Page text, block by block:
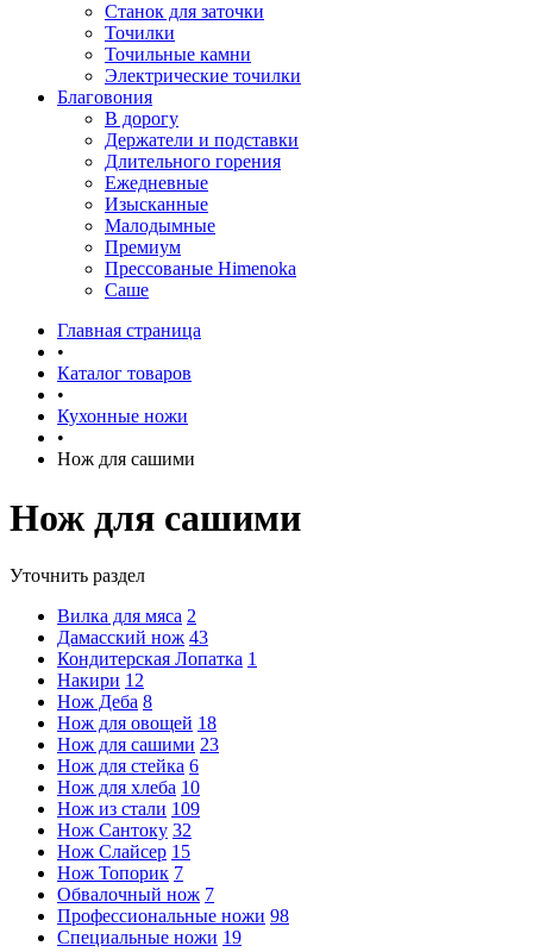
Станок для заточки
Точилки
Точильные камни
Электрические точилки
Благовония
В дорогу
Держатели и подставки
Длительного горения
Ежедневные
Изысканные
Малодымные
Премиум
Прессованые Himenoka
Саше
Главная страница
•
Каталог товаров
•
Кухонные ножи
•
Нож для сашими
Нож для сашими
Уточнить раздел
Вилка для мяса 2
Дамасский нож 43
Кондитерская Лопатка 1
Накири 12
Нож Деба 8
Нож для овощей 18
Нож для сашими 23
Нож для стейка 6
Нож для хлеба 10
Нож из стали 109
Нож Сантоку 32
Нож Слайсер 15
Нож Топорик 7
Обвалочный нож 7
Профессиональные ножи 98
Специальные ножи 19